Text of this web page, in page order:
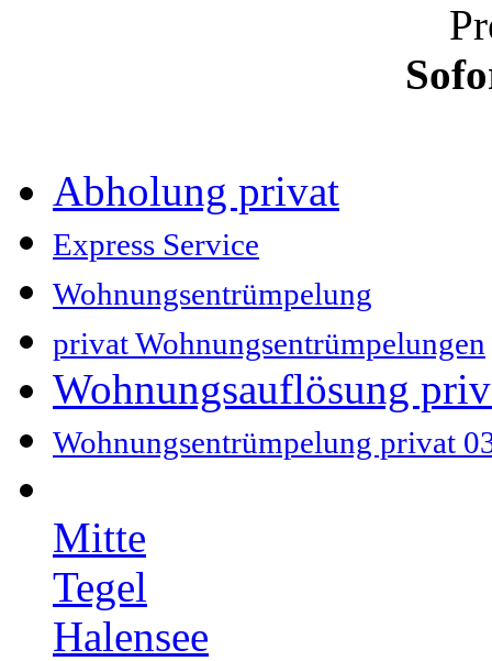
Abholung privat
Express Service
Wohnungsentrümpelung
privat Wohnungsentrümpelungen
Wohnungsauflösung
Wohnungsentrümpelung privat
Mitte
Tegel
Halensee